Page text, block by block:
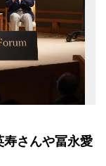
さんや冨永愛